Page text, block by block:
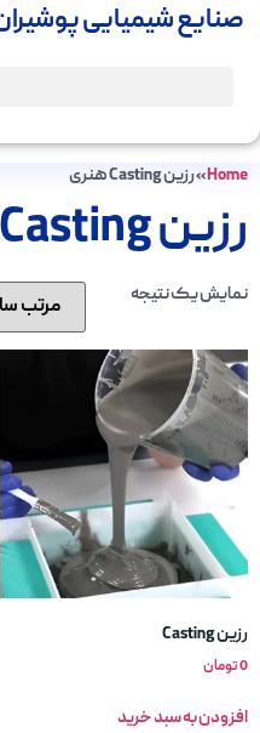
صنایع شیمیایی
Home
»رزین Casting هنری
رزین Casting هنری
نمایش یک نتیجه
رزین Casting
0تومان
افزودن به سبد خرید